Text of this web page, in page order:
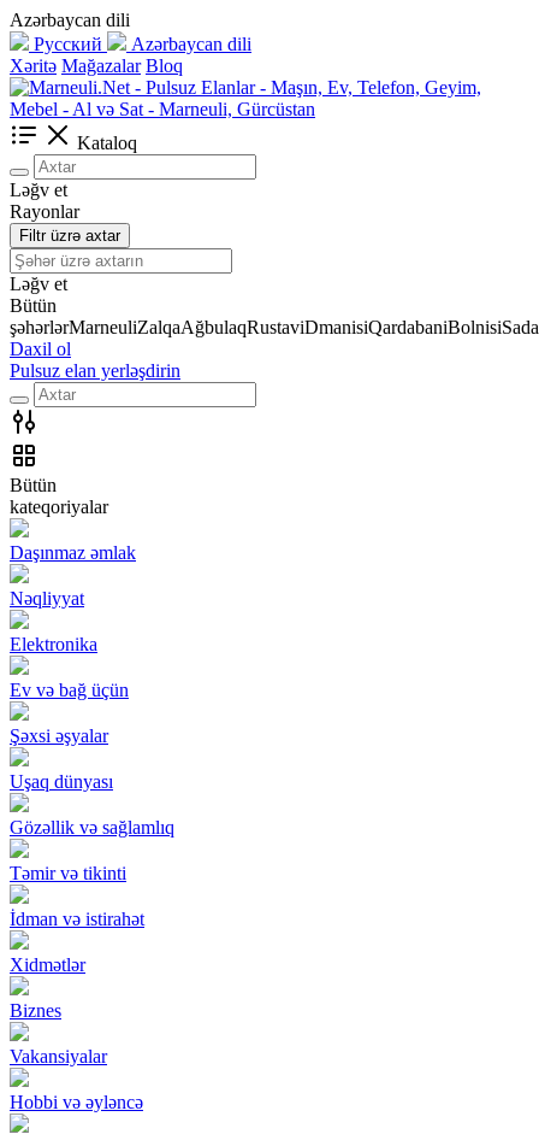
Azərbaycan dili
Русский
Azərbaycan dili
Xəritə Mağazalar Bloq
Kataloq
Ləğv et
Rayonlar
Filtr üzrə axtar
Ləğv et
Bütün
şəhərlərMarneuliZalqaAğbulaqRustaviDmanisiQardabaniBolnisi
Daxil ol
Pulsuz elan yerləşdirin
Bütün
kateqoriyalar
Daşınmaz əmlak
Nəqliyyat
Elektronika
Ev və bağ üçün
Şəxsi əşyalar
Uşaq dünyası
Gözəllik və sağlamlıq
Təmir və tikinti
İdman və istirahət
Xidmətlər
Biznes
Vakansiyalar
Hobbi və əyləncə